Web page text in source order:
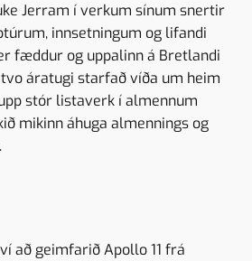
Jerram í verkum sínum snertir
innsetningum og lifandi
fæddur og uppalinn á Bretlandi
áratugi starfað víða um heim
stór listaverk í almennum
mikinn áhuga almennings og
að geimfarið Apollo 11 frá